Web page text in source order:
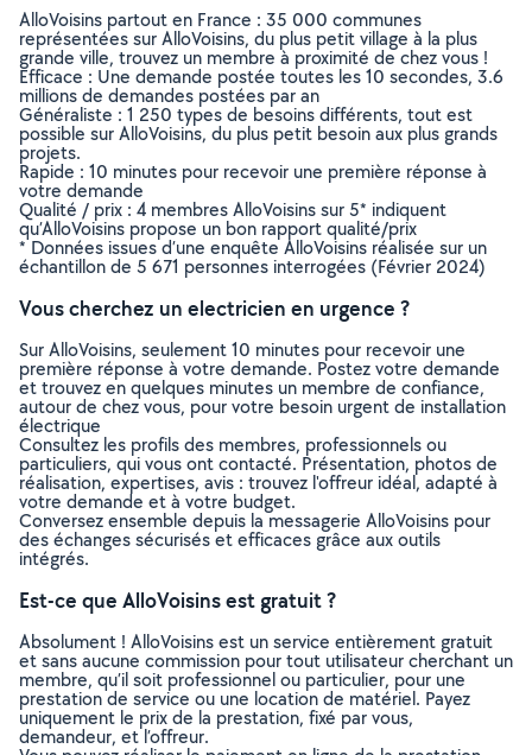
AlloVoisins partout en France : 35 000 communes
représentées sur AlloVoisins, du plus petit village à la plus
grande ville, trouvez un membre à proximité de chez vous !
Efficace : Une demande postée toutes les 10 secondes, 3.6
millions de demandes postées par an
Généraliste : 1 250 types de besoins différents, tout est
possible sur AlloVoisins, du plus petit besoin aux plus grands
projets.
Rapide : 10 minutes pour recevoir une première réponse à
votre demande
Qualité / prix : 4 membres AlloVoisins sur 5* indiquent
qu’AlloVoisins propose un bon rapport qualité/prix
* Données issues d’une enquête AlloVoisins réalisée sur un
échantillon de 5 671 personnes interrogées (Février 2024)
Vous cherchez un electricien en urgence ?
Sur AlloVoisins, seulement 10 minutes pour recevoir une
première réponse à votre demande. Postez votre demande
et trouvez en quelques minutes un membre de confiance,
autour de chez vous, pour votre besoin urgent de installation
électrique
Consultez les profils des membres, professionnels ou
particuliers, qui vous ont contacté. Présentation, photos de
réalisation, expertises, avis : trouvez l'offreur idéal, adapté à
votre demande et à votre budget.
Conversez ensemble depuis la messagerie AlloVoisins pour
des échanges sécurisés et efficaces grâce aux outils
intégrés.
Est-ce que AlloVoisins est gratuit ?
Absolument ! AlloVoisins est un service entièrement gratuit
et sans aucune commission pour tout utilisateur cherchant un
membre, qu’il soit professionnel ou particulier, pour une
prestation de service ou une location de matériel. Payez
uniquement le prix de la prestation, fixé par vous,
demandeur, et l’offreur.